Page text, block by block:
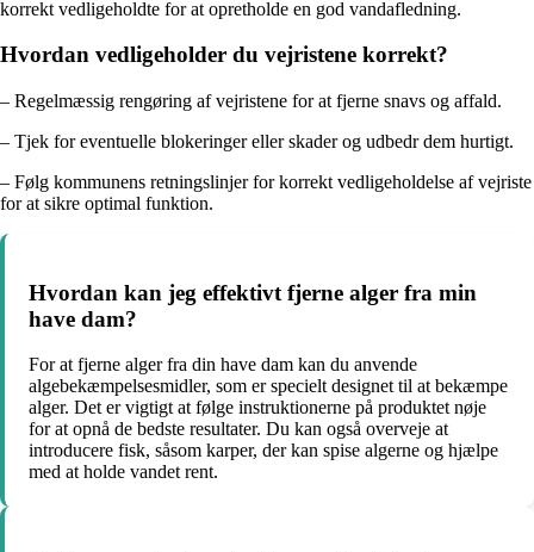
korrekt vedligeholdte for at opretholde en god vandafledning.
Hvordan vedligeholder du vejristene korrekt?
– Regelmæssig rengøring af vejristene for at fjerne snavs og affald.
– Tjek for eventuelle blokeringer eller skader og udbedr dem hurtigt.
– Følg kommunens retningslinjer for korrekt vedligeholdelse af vejriste
for at sikre optimal funktion.
Hvordan kan jeg effektivt fjerne alger fra min
have dam?
For at fjerne alger fra din have dam kan du anvende
algebekæmpelsesmidler, som er specielt designet til at bekæmpe
alger. Det er vigtigt at følge instruktionerne på produktet nøje
for at opnå de bedste resultater. Du kan også overveje at
introducere fisk, såsom karper, der kan spise algerne og hjælpe
med at holde vandet rent.